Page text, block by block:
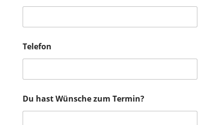
Telefon
Du hast Wünsche zum Termin?